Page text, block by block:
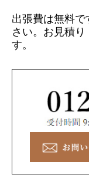
出張費は無料
さい。 お見積り
す。